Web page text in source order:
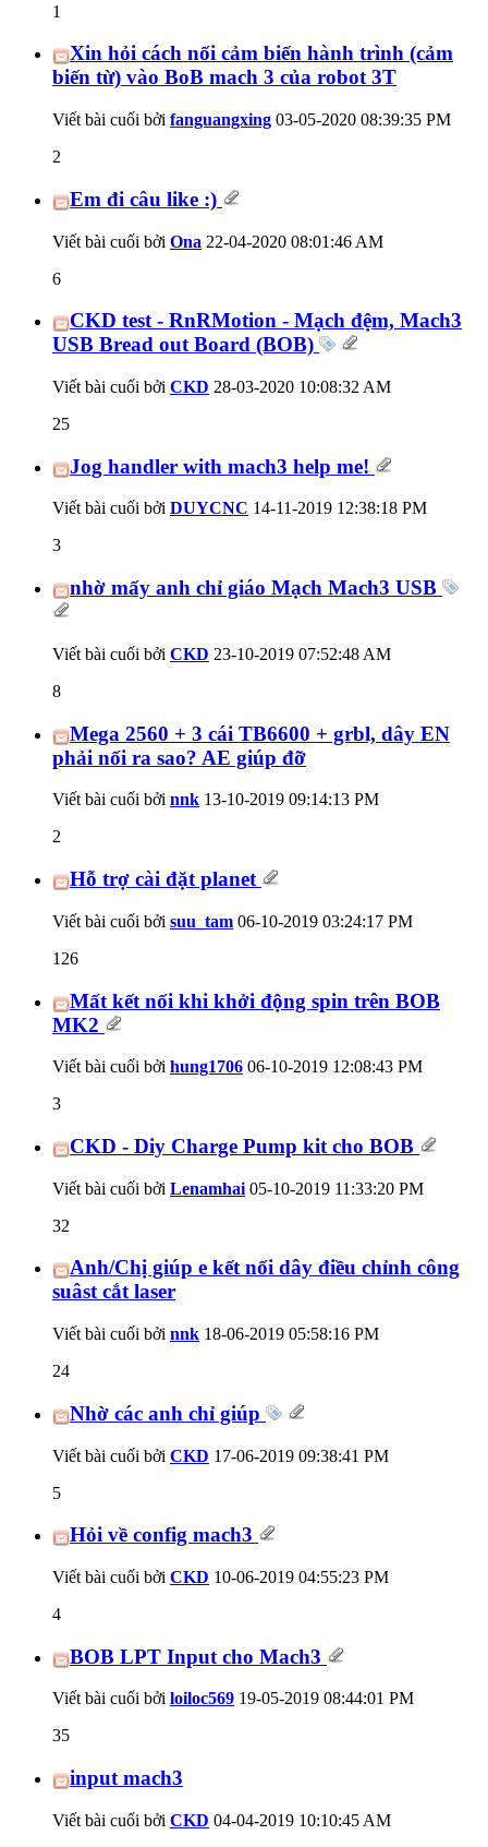
1
Xin hỏi cách nối cảm biến hành trình (cảm
biến từ) vào BoB mach 3 của robot 3T
Viết bài cuối bởi fanguangxing 03-05-2020 08:39:35 PM
2
Em đi câu like :)
Viết bài cuối bởi Ona 22-04-2020 08:01:46 AM
6
CKD test - RnRMotion - Mạch đệm, Mach3
USB Bread out Board (BOB)
Viết bài cuối bởi CKD 28-03-2020 10:08:32 AM
25
Jog handler with mach3 help me!
Viết bài cuối bởi DUYCNC 14-11-2019 12:38:18 PM
3
nhờ mấy anh chỉ giáo Mạch Mach3 USB
Viết bài cuối bởi CKD 23-10-2019 07:52:48 AM
8
Mega 2560 + 3 cái TB6600 + grbl, dây EN
phải nối ra sao? AE giúp đỡ
Viết bài cuối bởi nnk 13-10-2019 09:14:13 PM
2
Hỗ trợ cài đặt planet
Viết bài cuối bởi suu_tam 06-10-2019 03:24:17 PM
126
Mất kết nối khi khởi động spin trên BOB
MK2
Viết bài cuối bởi hung1706 06-10-2019 12:08:43 PM
3
CKD - Diy Charge Pump kit cho BOB
Viết bài cuối bởi Lenamhai 05-10-2019 11:33:20 PM
32
Anh/Chị giúp e kết nối dây điều chỉnh công
suâst cắt laser
Viết bài cuối bởi nnk 18-06-2019 05:58:16 PM
24
Nhờ các anh chỉ giúp
Viết bài cuối bởi CKD 17-06-2019 09:38:41 PM
5
Hỏi về config mach3
Viết bài cuối bởi CKD 10-06-2019 04:55:23 PM
4
BOB LPT Input cho Mach3
Viết bài cuối bởi loiloc569 19-05-2019 08:44:01 PM
35
input mach3
Viết bài cuối bởi CKD 04-04-2019 10:10:45 AM